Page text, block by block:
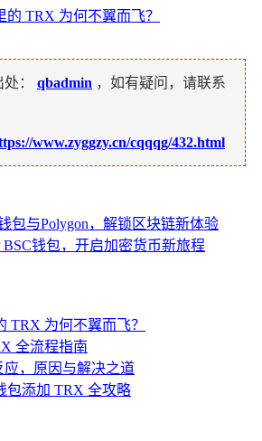
的 TRX 为何不翼而飞？
： qbadmin ，如有疑问，请联系
www.zyggzy.cn/cqqqg/432.html
包与Polygon，解锁区块链新体验
BSC钱包，开启加密货币新旅程
TRX 为何不翼而飞？
全流程指南
应，原因与解决之道
包添加 TRX 全攻略